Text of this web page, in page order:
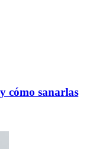
cómo sanarlas